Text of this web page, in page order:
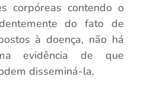
corpóreas contendo o
do fato de
à doença, não há
evidência de que
disseminá-la.